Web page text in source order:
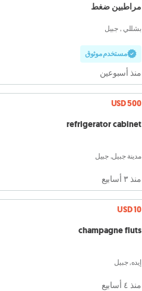
مراطبين ضغط
بشللي , جبيل
مستخدم موثوق
منذ أسبوعين
USD 500
refrigerator cabinet
مدينة جبيل, جبيل
منذ ٣ أسابيع
USD 10
champagne fluts
إيده, جبيل
منذ ٤ أسابيع